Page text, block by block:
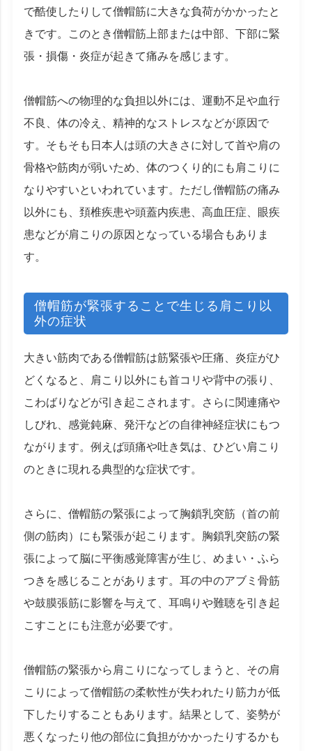
で酷使したりして僧帽筋に大きな負荷がかかったと
きです。このとき僧帽筋上部または中部、下部に緊
張・損傷・炎症が起きて痛みを感じます。
僧帽筋への物理的な負担以外には、運動不足や血行
不良、体の冷え、精神的なストレスなどが原因で
す。そもそも日本人は頭の大きさに対して首や肩の
骨格や筋肉が弱いため、体のつくり的にも肩こりに
なりやすいといわれています。ただし僧帽筋の痛み
以外にも、頚椎疾患や頭蓋内疾患、高血圧症、眼疾
患などが肩こりの原因となっている場合もありま
す。
僧帽筋が緊張することで生じる肩こり以
外の症状
大きい筋肉である僧帽筋は筋緊張や圧痛、炎症がひ
どくなると、肩こり以外にも首コリや背中の張り、
こわばりなどが引き起こされます。さらに関連痛や
しびれ、感覚鈍麻、発汗などの自律神経症状にもつ
ながります。例えば頭痛や吐き気は、ひどい肩こり
のときに現れる典型的な症状です。
さらに、僧帽筋の緊張によって胸鎖乳突筋（首の前
側の筋肉）にも緊張が起こります。胸鎖乳突筋の緊
張によって脳に平衡感覚障害が生じ、めまい・ふら
つきを感じることがあります。耳の中のアブミ骨筋
や鼓膜張筋に影響を与えて、耳鳴りや難聴を引き起
こすことにも注意が必要です。
僧帽筋の緊張から肩こりになってしまうと、その肩
こりによって僧帽筋の柔軟性が失われたり筋力が低
下したりすることもあります。結果として、姿勢が
悪くなったり他の部位に負担がかかったりするかも